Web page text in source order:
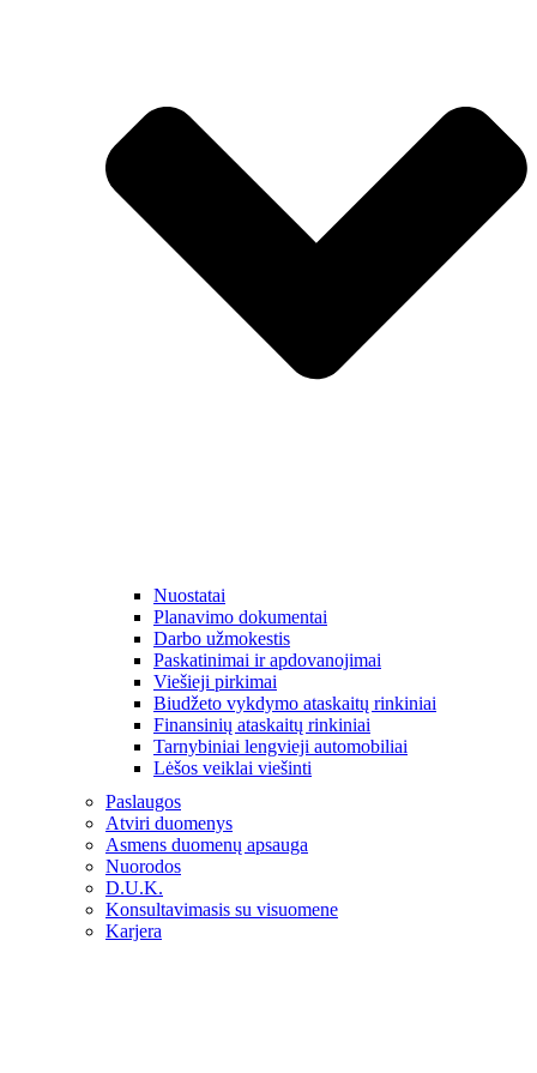
Nuostatai
Planavimo dokumentai
Darbo užmokestis
Paskatinimai ir apdovanojimai
Viešieji pirkimai
Biudžeto vykdymo ataskaitų rinkiniai
Finansinių ataskaitų rinkiniai
Tarnybiniai lengvieji automobiliai
Lėšos veiklai viešinti
Paslaugos
Atviri duomenys
Asmens duomenų apsauga
Nuorodos
D.U.K.
Konsultavimasis su visuomene
Karjera